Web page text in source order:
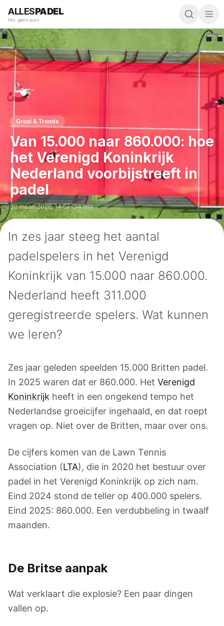
ALLESPADEL
Mis geen punt.
Groei & Trends
Van 15.000 naar 860.000: hoe
het Verenigd Koninkrijk
Nederland voorbijstreeft in
padel
30 maart 2026,14:57· 4 min
In zes jaar steeg het aantal
padelspelers in het Verenigd
Koninkrijk van 15.000 naar 860.000.
Nederland heeft 311.000
geregistreerde spelers. Wat kunnen
we leren?
Zes jaar geleden speelden 15.000 Britten padel.
In 2025 waren dat er 860.000. Het Verenigd
Koninkrijk heeft in een ongekend tempo het
Nederlandse groeicijfer ingehaald, en dat roept
vragen op. Niet over de Britten, maar over ons.
De cijfers komen van de Lawn Tennis
Association (LTA), die in 2020 het bestuur over
padel in het Verenigd Koninkrijk op zich nam.
Eind 2024 stond de teller op 400.000 spelers.
Eind 2025: 860.000. Een verdubbeling in twaalf
maanden.
De Britse aanpak
Wat verklaart die explosie? Een paar dingen
vallen op.